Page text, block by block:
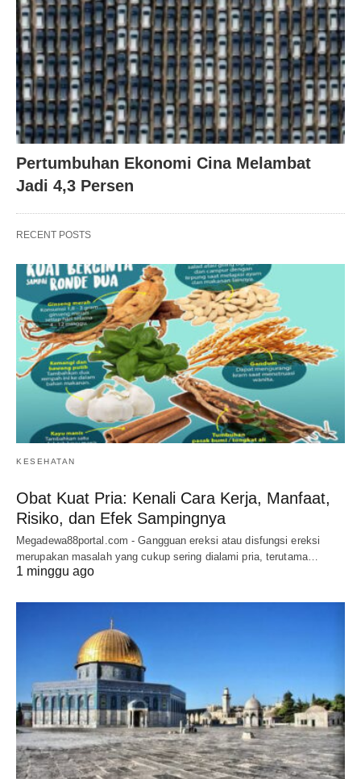
Pertumbuhan Ekonomi Cina Melambat
Jadi 4,3 Persen
RECENT POSTS
KESEHATAN
Obat Kuat Pria: Kenali Cara Kerja, Manfaat,
Risiko, dan Efek Sampingnya
Megadewa88portal.com - Gangguan ereksi atau disfungsi ereksi
merupakan masalah yang cukup sering dialami pria, terutama…
1 minggu ago